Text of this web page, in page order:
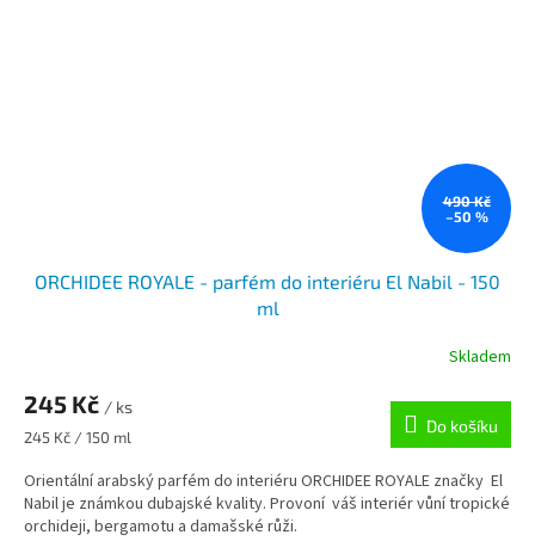
490 Kč
–50 %
ORCHIDEE ROYALE - parfém do interiéru El Nabil - 150
ml
Skladem
245 Kč / ks
Měrná
245 Kč / 150 ml
Do košíku
Orientální arabský parfém do interiéru ORCHIDEE ROYALE značky El
Nabil je známkou dubajské kvality. Provoní váš interiér vůní tropické
orchideji, bergamotu a damašské růži.